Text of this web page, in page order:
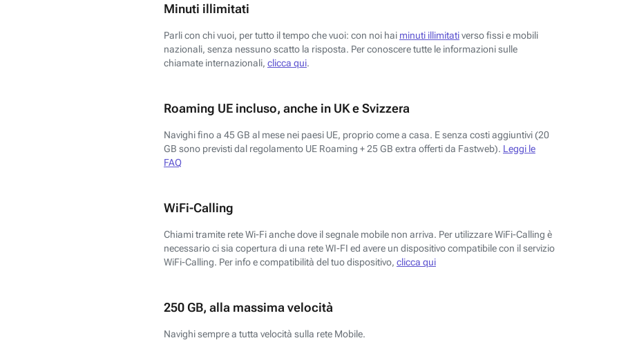
Minuti illimitati
Parli con chi vuoi, per tutto il tempo che vuoi: con noi hai minuti illimitativerso fissi e mobili
nazionali, senza nessuno scatto la risposta. Per conoscere tutte le informazioni sulle
chiamate internazionali, clicca qui.
Roaming UE incluso, anche in UK e Svizzera
Navighi fino a 45 GB al mese nei paesi UE, proprio come a casa. E senza costi aggiuntivi (20
GB sono previsti dal regolamento UE Roaming + 25 GB extra offerti da Fastweb). Leggi le
FAQ
WiFi-Calling
Chiami tramite rete Wi-Fi anche dove il segnale mobile non arriva. Per utilizzare WiFi-Calling è
necessario ci sia copertura di una rete WI-FI ed avere un dispositivo compatibile con il servizio
WiFi-Calling. Per info e compatibilità del tuo dispositivo, clicca qui
250 GB, alla massima velocità
Navighi sempre a tutta velocità sulla rete Mobile.